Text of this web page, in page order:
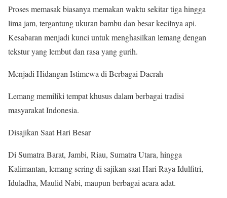
Proses memasak biasanya memakan waktu sekitar tiga hingga
lima jam, tergantung ukuran bambu dan besar kecilnya api.
Kesabaran menjadi kunci untuk menghasilkan lemang dengan
tekstur yang lembut dan rasa yang gurih.
Menjadi Hidangan Istimewa di Berbagai Daerah
Lemang memiliki tempat khusus dalam berbagai tradisi
masyarakat Indonesia.
Disajikan Saat Hari Besar
Di Sumatra Barat, Jambi, Riau, Sumatra Utara, hingga
Kalimantan, lemang sering di sajikan saat Hari Raya Idulfitri,
Iduladha, Maulid Nabi, maupun berbagai acara adat.